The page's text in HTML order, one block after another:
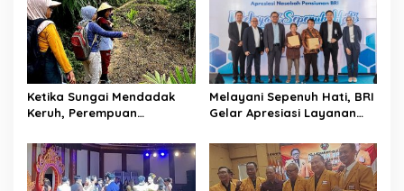
i
g
a
t
i
o
n
Ketika Sungai Mendadak
Keruh, Perempuan
Hutan
Adat Mereka Terancam
Melayani Sepenuh Hati, BRI
Gelar Apresiasi Layanan
untuk Perkuat Pengalaman
Nasabah